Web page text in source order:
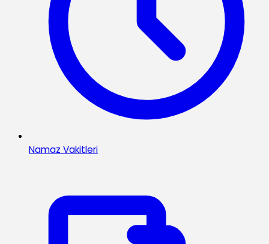
Namaz Vakitleri